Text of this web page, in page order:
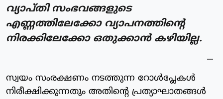
വ്യാപ്തി സംഭവങ്ങളുടെ
എണ്ണത്തിലേക്കോ വ്യാപനത്തിന്റെ
നിരക്കിലേക്കോ ഒതുക്കാന്‍ കഴിയില്ല.
സ്വയം സംരക്ഷണം നടത്തുന്ന റോള്‍പ്ലേകള്‍
നിരീക്ഷിക്കുന്നതും അതിന്റെ പ്രത്യാഘാതങ്ങള്‍